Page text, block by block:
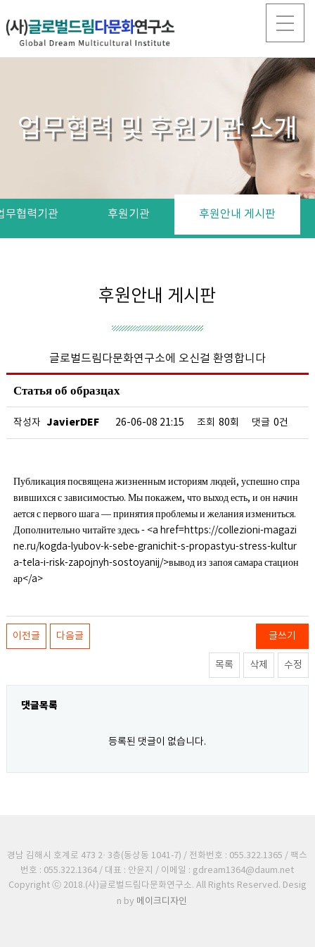
업무협력 및 후원기관 소개
무협력기관 후원기관 후원안내 게시판
후원안내 게시판
글로벌드림다문화연구소에 오신걸 환영합니다
Статья об образцах
작성자 JavierDEF 26-06-08 21:15 조회 80회 댓글 0건
Публикация посвящена жизненным историям людей, успешно спра
вившихся с зависимостью. Мы покажем, что выход есть, и он начин
ается с первого шага — принятия проблемы и желания измениться.
Дополнительно читайте здесь - <a href=https://collezioni-magazi
ne.ru/kogda-lyubov-k-sebe-granichit-s-propastyu-stress-kultur
a-tela-i-risk-zapojnyh-sostoyanij/>вывод из запоя самара стацион
ар</a>
이전글 다음글 글쓰기
수정
삭제
목록
댓글목록
등록된 댓글이 없습니다.
경남 김해시 호계로 473 2· 3층(동상동 1041-7) / 전화번호 : 055.322.1365 / 팩스
번호 : 055.322.1364 / 대표 : 안윤지 / 이메일 : gdream1364@daum.net
Copyright ⓒ 2018.(사)글로벌드림다문화연구소. All Rights Reserved. Desig
n by 메이크디자인